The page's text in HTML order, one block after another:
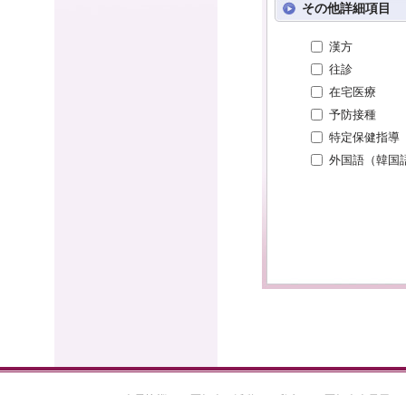
その他詳細項目
漢方
往診
在宅医療
予防接種
特定保健指導
外国語（韓国